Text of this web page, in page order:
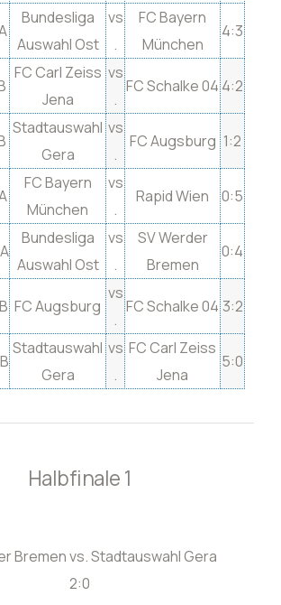
Bundesliga
Auswahl Ost
vs
.
FC Bayern
München
4:3
FC Carl Zeiss
Jena
vs
.
FC Schalke 04 4:2
Stadtauswahl
Gera
vs
.
FC Augsburg 1:2
FC Bayern
München
vs
.
Rapid Wien 0:5
Bundesliga
Auswahl Ost
vs
.
SV Werder
Bremen
0:4
FC Augsburg
vs
.
FC Schalke 04 3:2
Stadtauswahl
Gera
vs
.
FC Carl Zeiss
Jena
5:0
Halbfinale 1
Bremen vs. Stadtauswahl Gera
2:0